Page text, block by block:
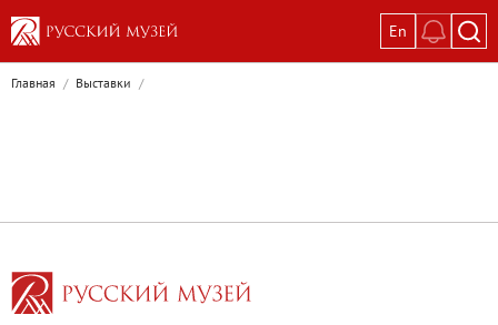
En
Выставки
Окрестности Санкт-Петербурга в
Памяти Киры Владимировны
Главная / Выставки /